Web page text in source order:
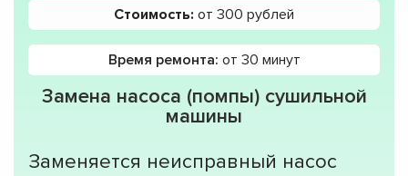
Замена насоса (помпы) сушильной
машины
Заменяется неисправный насос
Стоимость: от 300 рублей
Время ремонта: от 30 минут